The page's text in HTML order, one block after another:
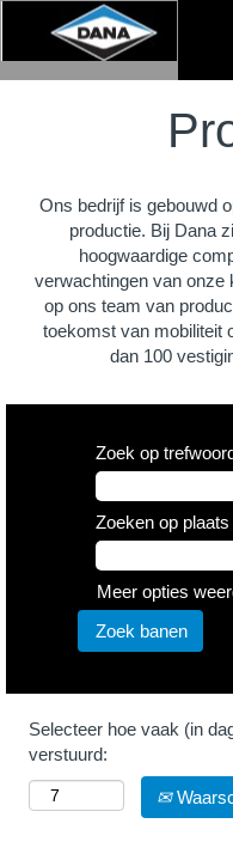
Ons bedrijf is gebouwd
productie. Bij Dana
hoogwaardige
verwachtingen van onze
op ons team van
toekomst van mobiliteit
dan 100
Zoek op
Zoeken op plaats
Meer opties
Selecteer hoe vaak (in
verstuurd: